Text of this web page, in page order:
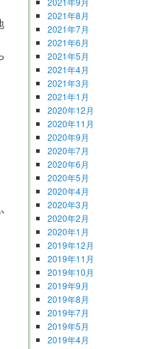
2021年8月
2021年7月
2021年6月
2021年5月
2021年4月
2021年3月
2021年1月
2020年12月
2020年11月
2020年9月
2020年7月
2020年6月
2020年5月
2020年4月
2020年3月
2020年2月
2020年1月
2019年12月
2019年11月
2019年10月
2019年9月
2019年8月
2019年7月
2019年5月
2019年4月